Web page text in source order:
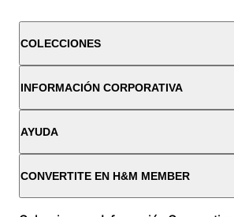
COLECCIONES
INFORMACIÓN CORPORATIVA
AYUDA
CONVERTITE EN H&M MEMBER